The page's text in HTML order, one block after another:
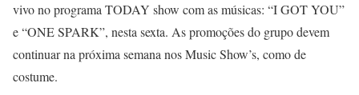
vivo no programa TODAY show com as músicas: “I GOT YOU”
e “ONE SPARK”, nesta sexta. As promoções do grupo devem
continuar na próxima semana nos Music Show’s, como de
costume.